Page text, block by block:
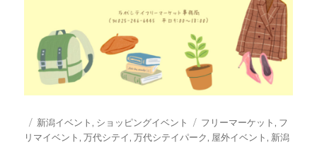
投
稿
カ
テ
新潟イベント, ショッピングイベント
タ
グ
フリーマーケット, フ
リマイベント,万代シテイ,万代シテイパーク, 屋外イベント, 新潟